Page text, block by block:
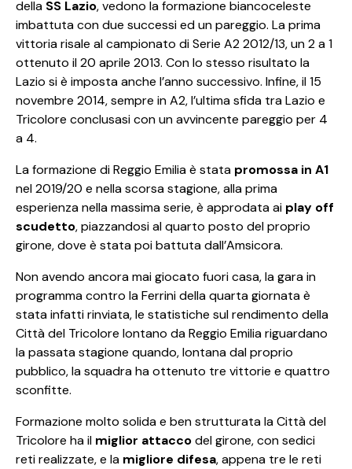
della SS Lazio, vedono la formazione biancoceleste
imbattuta con due successi ed un pareggio. La prima
vittoria risale al campionato di Serie A2 2012/13, un 2 a 1
ottenuto il 20 aprile 2013. Con lo stesso risultato la
Lazio si è imposta anche l’anno successivo. Infine, il 15
novembre 2014, sempre in A2, l’ultima sfida tra Lazio e
Tricolore conclusasi con un avvincente pareggio per 4
a 4.
La formazione di Reggio Emilia è stata promossa in A1
nel 2019/20 e nella scorsa stagione, alla prima
esperienza nella massima serie, è approdata ai play off
scudetto, piazzandosi al quarto posto del proprio
girone, dove è stata poi battuta dall’Amsicora.
Non avendo ancora mai giocato fuori casa, la gara in
programma contro la Ferrini della quarta giornata è
stata infatti rinviata, le statistiche sul rendimento della
Città del Tricolore lontano da Reggio Emilia riguardano
la passata stagione quando, lontana dal proprio
pubblico, la squadra ha ottenuto tre vittorie e quattro
sconfitte.
Formazione molto solida e ben strutturata la Città del
Tricolore ha il miglior attaccodel girone, con sedici
reti realizzate, e la migliore difesa, appena tre le reti